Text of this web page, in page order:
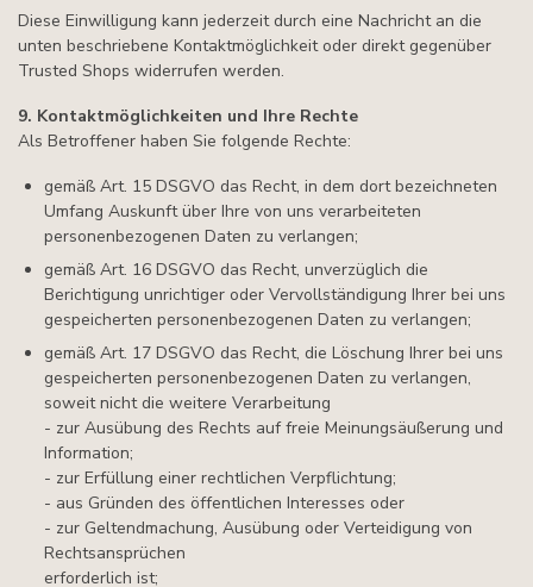
Diese Einwilligung kann jederzeit durch eine Nachricht an die
unten beschriebene Kontaktmöglichkeit oder direkt gegenüber
Trusted Shops widerrufen werden.
9. Kontaktmöglichkeiten und Ihre Rechte
Als Betroffener haben Sie folgende Rechte:
gemäß Art. 15 DSGVO das Recht, in dem dort bezeichneten
Umfang Auskunft über Ihre von uns verarbeiteten
personenbezogenen Daten zu verlangen;
gemäß Art. 16 DSGVO das Recht, unverzüglich die
Berichtigung unrichtiger oder Vervollständigung Ihrer bei uns
gespeicherten personenbezogenen Daten zu verlangen;
gemäß Art. 17 DSGVO das Recht, die Löschung Ihrer bei uns
gespeicherten personenbezogenen Daten zu verlangen,
soweit nicht die weitere Verarbeitung
- zur Ausübung des Rechts auf freie Meinungsäußerung und
Information;
- zur Erfüllung einer rechtlichen Verpflichtung;
- aus Gründen des öffentlichen Interesses oder
- zur Geltendmachung, Ausübung oder Verteidigung von
Rechtsansprüchen
erforderlich ist;